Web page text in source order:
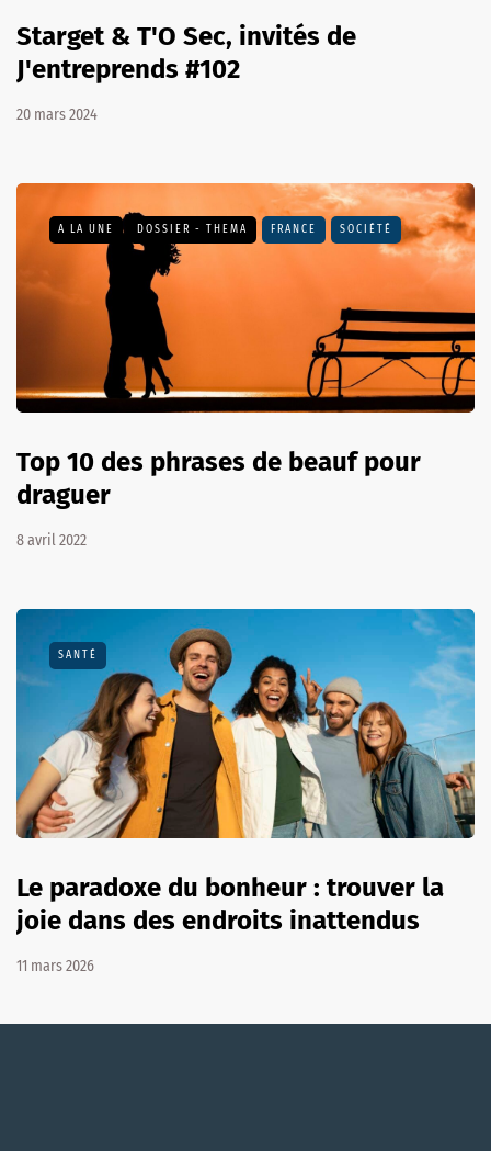
Starget & T'O Sec, invités de
J'entreprends #102
20 mars 2024
A LA UNE DOSSIER - THEMA FRANCE SOCIÉTÉ
Top 10 des phrases de beauf pour
draguer
8 avril 2022
SANTÉ
Le paradoxe du bonheur : trouver la
joie dans des endroits inattendus
11 mars 2026